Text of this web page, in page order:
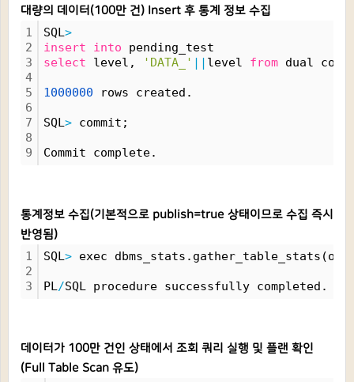
대량의 데이터(100만 건) Insert 후 통계 정보 수집
1
2
3
4
5
6
7
8
9
SQL>
insert
into pending_test
select level, 'DATA_' | | level from dual
1000000 rows created.
SQL> commit;
Commit complete.
통계정보 수집(기본적으로 publish=true 상태이므로 수집 즉시
반영됨)
1
2
3
SQL> exec
PL/SQL procedure successfully completed.
데이터가 100만 건인 상태에서 조회 쿼리 실행 및 플랜 확인
(Full Table Scan 유도)